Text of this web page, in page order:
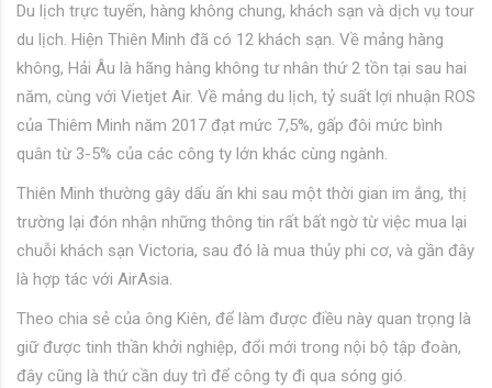
Du lịch trực tuyến, hàng không chung, khách sạn và dịch vụ tour
du lịch. Hiện Thiên Minh đã có 12 khách sạn. Về mảng hàng
không, Hải Âu là hãng hàng không tư nhân thứ 2 tồn tại sau hai
năm, cùng với Vietjet Air. Về mảng du lịch, tỷ suất lợi nhuận ROS
của Thiêm Minh năm 2017 đạt mức 7,5%, gấp đôi mức bình
quân từ 3-5% của các công ty lớn khác cùng ngành.
Thiên Minh thường gây dấu ấn khi sau một thời gian im ắng, thị
trường lại đón nhận những thông tin rất bất ngờ từ việc mua lại
chuỗi khách sạn Victoria, sau đó là mua thủy phi cơ, và gần đây
là hợp tác với AirAsia.
Theo chia sẻ của ông Kiên, để làm được điều này quan trọng là
giữ được tinh thần khởi nghiệp, đổi mới trong nội bộ tập đoàn,
đây cũng là thứ cần duy trì để công ty đi qua sóng gió.